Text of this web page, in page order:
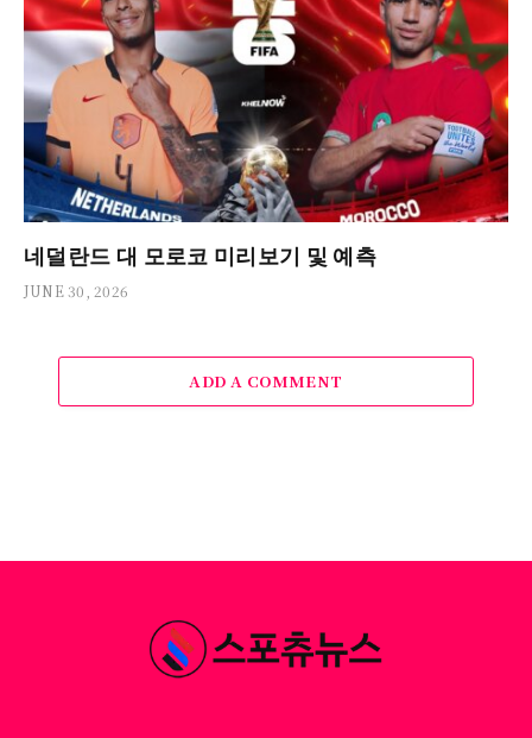
네덜란드 대 모로코 미리보기 및 예측
JUNE 30, 2026
ADD A COMMENT